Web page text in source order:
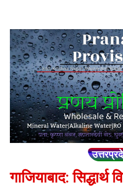
गाजियाबाद: सिद्धार्थ